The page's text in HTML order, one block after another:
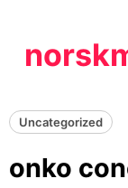
content
Uncategorized
onko